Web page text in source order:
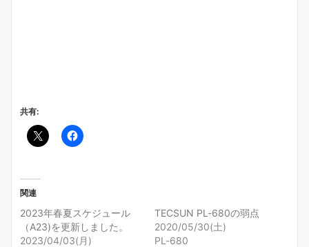
共有:
関連
2023年春夏スケジュール
（A23)を更新しました。
2023/04/03(月)
TECSUN PL-680の弱点
2020/05/30(土)
PL-680